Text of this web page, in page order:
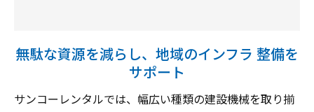
無駄な資源を減らし、地域のインフラ 整備を
サポート
サンコーレンタルでは、幅広い種類の建設機械を取り揃